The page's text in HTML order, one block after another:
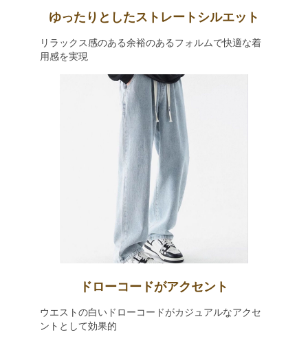
ゆったりとしたストレートシルエット
リラックス感のある余裕のあるフォルムで快適な着
用感を実現
ドローコードがアクセント
ウエストの白いドローコードがカジュアルなアクセ
ントとして効果的